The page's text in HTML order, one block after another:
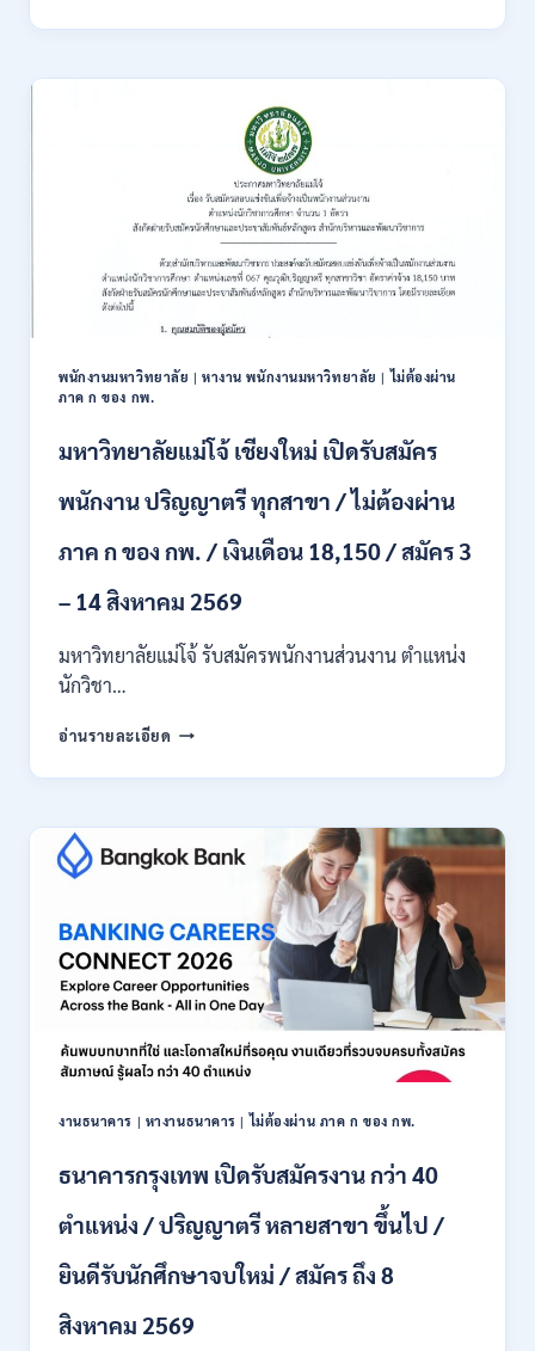
สิงหาคม
เปิด
สมัคร
ข้าราชการ
28
/
ปวส.
ป.ตรี
สาขา
สมัคร
ONLINE
ก.ค.
19
2569
พนักงานมหาวิทยาลัย |หางาน พนักงานมหาวิทยาลัย |ไม่ต้องผ่าน
ภาค ก ของ กพ.
มหาวิทยาลัยแม่โจ้ เชียงใหม่ เปิดรับสมัคร
พนักงาน ปริญญาตรี ทุกสาขา / ไม่ต้องผ่าน
ภาค ก ของ กพ. / เงินเดือน 18,150 / สมัคร 3
– 14 สิงหาคม 2569
มหาวิทยาลัยแม่โจ้ รับสมัครพนักงานส่วนงาน ตำแหน่ง
นักวิชา…
อ่านรายละเอียด มหาวิทยาลัย
โจ้
เปิด
รับ
สมัคร
ปริญญา
ตรี
ทุก
สาขา
/
ไม่
ต้อง
กพ.
เงิน
18,150
สมัคร
งานธนาคาร | หางานธนาคาร |ไม่ต้องผ่าน ภาค ก ของ กพ.
ธนาคารกรุงเทพ เปิดรับสมัครงาน กว่า 40
ตำแหน่ง / ปริญญาตรี หลายสาขา ขึ้นไป /
ยินดีรับนักศึกษาจบใหม่ / สมัคร ถึง 8
สิงหาคม 2569